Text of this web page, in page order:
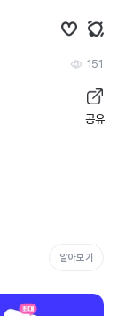
151
공유
알아보기